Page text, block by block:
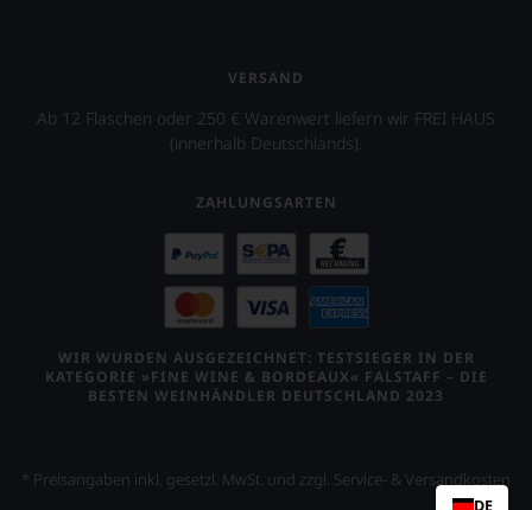
VERSAND
Ab 12 Flaschen oder 250 € Warenwert liefern wir FREI HAUS
(innerhalb Deutschlands).
ZAHLUNGSARTEN
WIR WURDEN AUSGEZEICHNET: TESTSIEGER IN DER
KATEGORIE »FINE WINE & BORDEAUX« FALSTAFF – DIE
BESTEN WEINHÄNDLER DEUTSCHLAND 2023
* Preisangaben inkl. gesetzl. MwSt. und zzgl. Service- & Versandkosten
DE